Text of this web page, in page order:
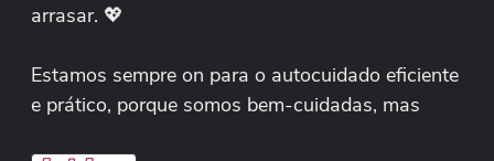
arrasar. 💖
Estamos sempre on para o autocuidado eficiente
e prático, porque somos bem-cuidadas, mas